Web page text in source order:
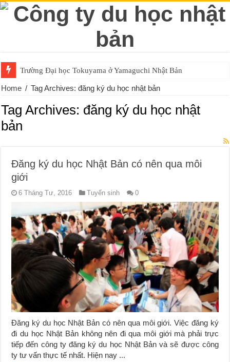
Trường Đại học Tokuyama ở Yamaguchi Nhật Bản
Home / Tag Archives: đăng ký du học nhật bản
Tag Archives: đăng ký du học nhật
bản
Đăng ký du học Nhật Bản có nên qua môi
giới
6 Tháng Tư, 2016 Tuyển sinh 0
Đăng ký du học Nhật Bản có nên qua môi giới. Việc đăng ký
đi du học Nhật Bản không nên đi qua môi giới mà phải trực
tiếp đến công ty đăng ký du học Nhật Bản và sẽ được công
ty tư vấn thực tế nhất. Hiện nay ...